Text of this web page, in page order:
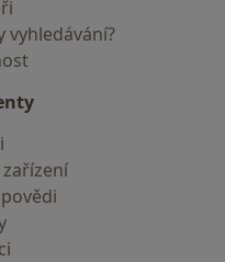
vyhledávání?